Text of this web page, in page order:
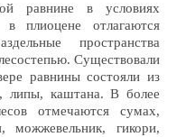
равнине в условиях
плиоцене отлагаются
пространства
Существовали
равнины состояли из
липы, каштана. В более
отмечаются сумах,
можжевельник, гикори,